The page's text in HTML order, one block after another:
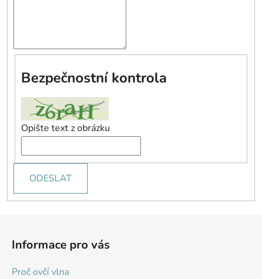
Bezpečnostní kontrola
Opište text z obrázku
ODESLAT
Informace pro vás
Proč ovčí vlna